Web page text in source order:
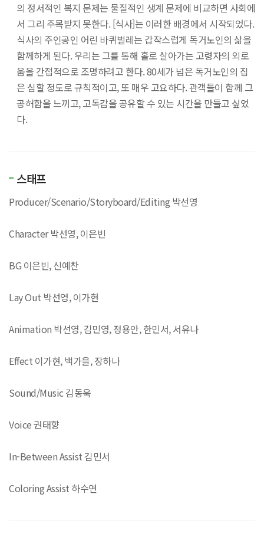
의 정서적인 복지 문제는 물질적인 생계 문제에 비교하면 사회에
서 그리 주목받지 못한다. [식사]는 이러한 배경에서 시작되었다.
식사의 주인공인 어린 바퀴벌레는 갑작스럽게 독거노인의 삶을
함께하게 된다. 우리는 그를 통해 홀로 살아가는 고령자의 외로
움을 간접적으로 조명하려고 한다. 80세가 넘은 독거노인의 집
은 심할 정도로 규칙적이고, 또 매우 고요하다. 관객들이 함께 그
공허함을 느끼고, 고독감을 공유할 수 있는 시간을 만들고 싶었
다.
스태프
Producer/Scenario/Storyboard/Editing 박선영
Character 박선영, 이은빈
BG 이은빈, 신예찬
Lay Out 박선영, 이가현
Animation 박선영, 김민영, 정용안, 한민서, 서유나
Effect 이가현, 백가을, 장하나
Sound/Music 김동욱
Voice 권태향
In-Between Assist 김민서
Coloring Assist 하수연